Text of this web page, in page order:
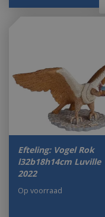
Efteling: Vogel Rok
l32b18h14cm Luville
2022
Op voorraad